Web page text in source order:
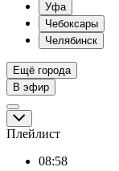
Уфа
Чебоксары
Челябинск
Ещё города
В эфир
Плейлист
08:58